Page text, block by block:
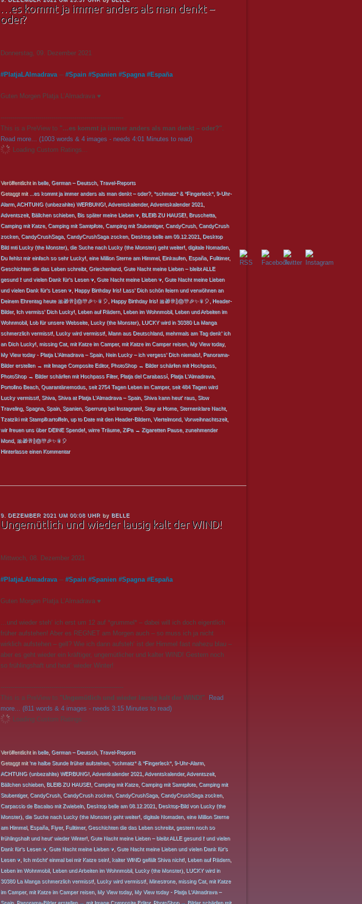
…es kommt ja immer anders als man denkt –
oder?
Donnerstag, 09. Dezember 2021
#PlatjaLAlmadrava─ #Spain #Spanien #Spagna#España
Guten Morgen Platja L’Almadrava ♥
---------------------------------------------------------------
This is a PreView to "…es kommt ja immer anders als man denkt – oder?".
Read more... (1003 words & 4 images - needs 4:01 Minutes to read)
Loading Custom Ratings...
Veröffentlicht inbelle, German – Deutsch, Travel-Reports
Getaggt mit
...es kommt ja immer anders als man denkt – oder?, *schmatz* & *Fingerleck*, 9-Uhr-
Alarm, ACHTUNG (unbezahlte) WERBUNG! Adventskalender, Adventskalender 2021
Adventszeit, Bällchen schieben, Bis später meine Lieben ♥ BLEIB ZU HAUSE! Bruschetta,
Camping mit Katze, Camping mit Samtpfote, Camping mit Stubentiger, CandyCrush, CandyCrush
zocken, CandyCrushSaga, CandyCrushSaga zocken, Desktop belle am 09.12.2021
Desktop
Bild mti Lucky (the Monster) die Suche nach Lucky (the Monster) geht weiter! digitale Nomaden,
Du fehlst mir einfach so sehr Lucky! eine Million Sterne am Himmel, Einkaufen, España, Fulltimer,
Geschichten die das Leben schreibt, Griechenland, Gute Nacht meine Lieben – bleibt ALLE
gesund ❗ und vielen Dank für's Lesen ♥ Gute Nacht meine Lieben ♥ Gute Nacht meine Lieben
und vielen Dank für's Lesen ♥ Happy Birthday Iris! Lass' Dich schön feiern und verwöhnen an
Deinem Ehrentag heute 🎀🎁🥂🍾🎂🎊🎉✨🎇🎈
Happy Birthday Iris! 🎀🎁🥂🍾🎂🎊🎉✨🎇🎈
Header-
Bilder, Ich vermiss' Dich Lucky! Leben auf Rädern, Leben im Wohnmobil, Leben und Arbeiten im
Wohnmobil, Lob für unsere Webseite, Lucky (the Monster) LUCKY wird in 30380 La Manga
schmerzlich vermisst! Lucky wird vermisst! Mann aus Deutschland, mehrmals am Tag denk' ich
an Dich Lucky! missing Cat, mit Katze im Camper, mit Katze im Camper reisen, My View today,
My View today - Platja L'Almadrava – Spain, Nein Lucky – ich vergess' Dich niemals! Panorama-
Bilder erstellen → mit Image Composite Editor, PhotoShop → Bilder schärfen mit Hochpass
PhotoShop → Bilder schärfen mit Hochpass Filter, Platja del Carabassí, Platja L'Almadrava,
Portofino Beach, Quarantänemodus seit 2754 Tagen Leben im Camper, seit 484 Tagen wird
Lucky vermisst! Shiva, Shiva at Platja L'Almadrava – Spain, Shiva kann heut' raus Slow
Traveling, Spagna, Spain, Spanien, Sperrung bei Instagram! Stay at Home, Sternenklare Nacht,
Tzatziki mit Stampfkartoffeln, up to Date mit den Header-Bildern, Viertelmond, Vorweihnachtszeit,
wir freuen uns über DEINE Spende! wirre Träume, ZiPa → Zigaretten Pause, zunehmender
Mond, 🎀🎁🥂🍾🎂🎊🎉✨🎇🎈
Hinterlasse einen Kommentar
9. DEZEMBER 2021 UM 00:08 UHR by BELLE
Ungemütlich und wieder lausig kalt der WIND!
Mittwoch, 08. Dezember 2021
#PlatjaLAlmadrava─ #Spain #Spanien #Spagna#España
Guten Morgen Platja L’Almadrava ♥
…und wieder steh‘ ich erst um 12 auf *grummel* – dabei will ich doch eigentlich
früher aufstehen! Aber es REGNET am Morgen auch – so muss ich ja nicht
wirklich aufstehen – gell? Wie ich dann aufsteh‘ ist der Himmel fast nahezu blau –
aber es geht wieder ein kräftiger, ungemütlicher und kalter WIND! Gestern noch
so frühlingshaft und heut‘ wieder Winter!
---------------------------------------------------------------
This is a PreView to "Ungemütlich und wieder lausig kalt der WIND!". Read
more... (811 words & 4 images - needs 3:15 Minutes to read)
Loading Custom Ratings...
Veröffentlicht inbelle, German – Deutsch, Travel-Reports
Getaggt mit'ne halbe Stunde früher aufstehen, *schmatz* & *Fingerleck*, 9-Uhr-Alarm,
ACHTUNG (unbezahlte) WERBUNG! Adventkalender 2021 Adventskalender, Adventszeit,
Bällchen schieben, BLEIB ZU HAUSE! Camping mit Katze, Camping mit Samtpfote, Camping mit
Stubentiger, CandyCrush, CandyCrush zocken, CandyCrushSaga, CandyCrushSaga zocken,
Carpaccio de Bacalao mit Zwiebeln, Desktop belle am 08.12.2021
Desktop-Bild von Lucky (the
Monster) die Suche nach Lucky (the Monster) geht weiter! digitale Nomaden, eine Million Sterne
am Himmel, España, Flyer, Fulltimer, Geschichten die das Leben schreibt, gestern noch so
frühlingshaft und heut' wieder Winter! Gute Nacht meine Lieben – bleibt ALLE gesund ❗ und vielen
Dank für's Lesen ♥ Gute Nacht meine Lieben ♥ Gute Nacht meine Lieben und vielen Dank für's
Lesen ♥ Ich möcht' einmal bei mir Katze sein! kalter WIND gefällt Shiva nicht! Leben auf Rädern,
Leben im Wohnmobil, Leben und Arbeiten im Wohnmobil, Lucky (the Monster) LUCKY wird in
30380 La Manga schmerzlich vermisst! Lucky wird vermisst! Minestrone, missing Cat, mit Katze
im Camper, mit Katze im Camper reisen, My View today, My View today - Platja L'Almadrava –
Spain, Panorama-Bilder erstellen → mit Image Composite Editor, PhotoShop → Bilder schärfen mit